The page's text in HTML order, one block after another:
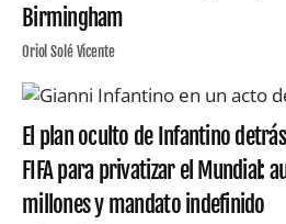
Birmingham
Oriol Solé Vicente
El plan oculto de Infantino
FIFA para privatizar el Mundial:
millones y mandato indefinido